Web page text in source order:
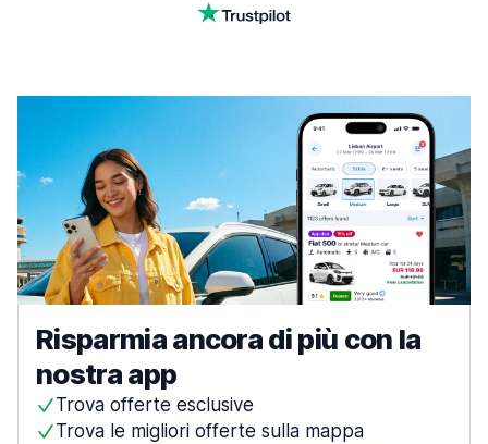
Risparmia ancora di più con la
nostra app
Trova offerte esclusive
Trova le migliori offerte sulla mappa